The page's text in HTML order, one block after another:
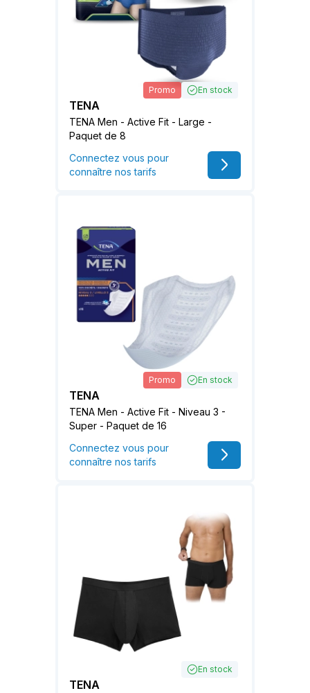
Promo En stock
TENA
TENA Men - Active Fit - Large -
Paquet de 8
Connectez vous pour
connaître nos tarifs
Promo En stock
TENA
TENA Men - Active Fit - Niveau 3 -
Super - Paquet de 16
Connectez vous pour
connaître nos tarifs
En stock
TENA